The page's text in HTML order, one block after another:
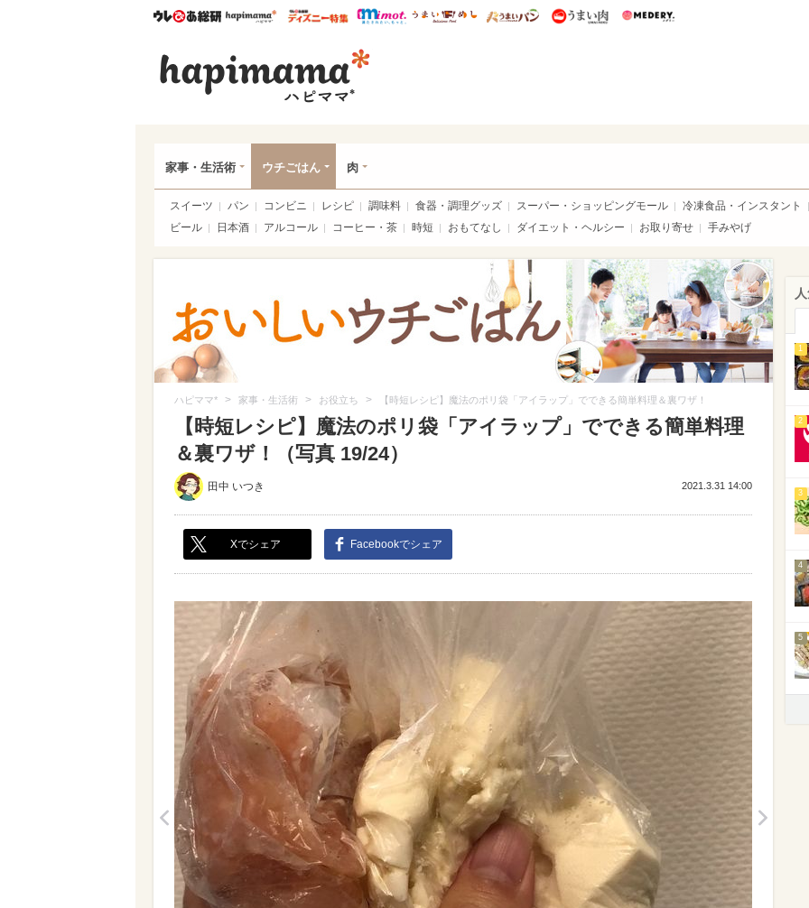
ウレぴあ総研ハピママ* ウレぴあ総研 ディズニー特集
mimot. うまいめし うまいパン うまい肉
家事・生活術 ウチごはん 肉
スイーツ パン コンビニ レシピ 調味料 食器・調理グッズ スーパー・ショッピングモール
冷凍食品・インスタント
ビール
日本酒 アルコール コーヒー・茶 時短 おもてなし ダイエット・ヘルシー お取り寄せ 手みやげ
ハピママ* > 家事・生活術 > お役立ち > 【時短レシピ】魔法のポリ袋「アイラップ」でできる簡単料理＆裏ワザ！
【時短レシピ】魔法のポリ袋「アイラップ」でできる簡単料理
＆裏ワザ！（写真 19/24）
田中 いつき 2021.3.31 14:00
Xでシェア Facebookでシェア
1
2
3
4
5